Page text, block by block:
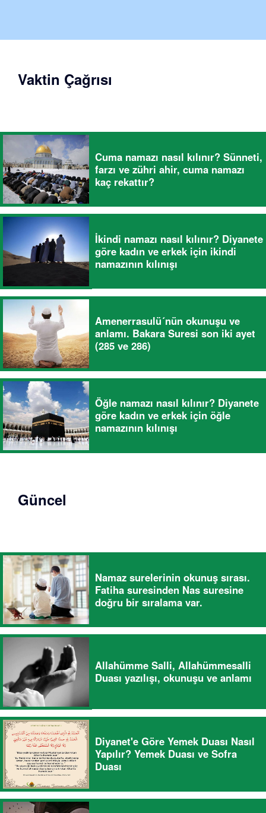
Vaktin Çağrısı
Cuma namazı nasıl kılınır? Sünneti,
farzı ve zühri ahir, cuma namazı
kaç rekattır?
İkindi namazı nasıl kılınır? Diyanete
göre kadın ve erkek için ikindi
namazının kılınışı
Amenerrasulü´nün okunuşu ve
anlamı. Bakara Suresi son iki ayet
(285 ve 286)
Öğle namazı nasıl kılınır? Diyanete
göre kadın ve erkek için öğle
namazının kılınışı
Güncel
Namaz surelerinin okunuş sırası.
Fatiha suresinden Nas suresine
doğru bir sıralama var.
Allahümme Salli, Allahümmesalli
Duası yazılışı, okunuşu ve anlamı
Diyanet'e Göre Yemek Duası Nasıl
Yapılır? Yemek Duası ve Sofra
Duası